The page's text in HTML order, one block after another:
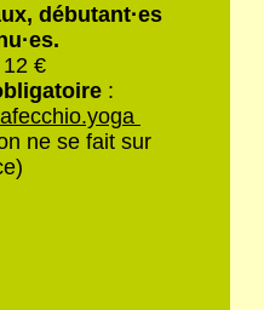
débutant·es
·es.
12 €
:
ne se fait sur